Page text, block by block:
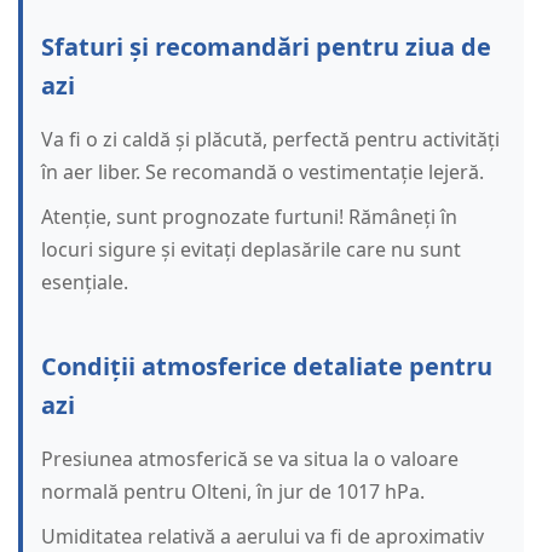
Sfaturi și recomandări pentru ziua de
azi
Va fi o zi caldă și plăcută, perfectă pentru activități
în aer liber. Se recomandă o vestimentație lejeră.
Atenție, sunt prognozate furtuni! Rămâneți în
locuri sigure și evitați deplasările care nu sunt
esențiale.
Condiții atmosferice detaliate pentru
azi
Presiunea atmosferică se va situa la o valoare
normală pentru Olteni, în jur de 1017 hPa.
Umiditatea relativă a aerului va fi de aproximativ